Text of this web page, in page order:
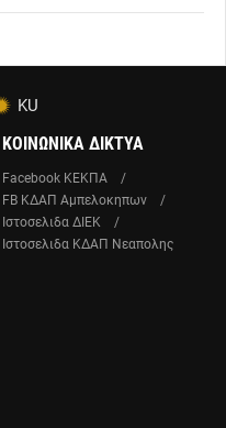
KU
ΚΟΙΝΩΝΙΚΑ ΔΙΚΤΥΑ
Facebook ΚΕΚΠΑ
FB ΚΔΑΠ Αμπελοκηπων
Ιστοσελιδα ΔΙΕΚ
Ιστοσελιδα ΚΔΑΠ Νεαπολης